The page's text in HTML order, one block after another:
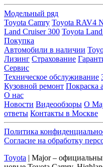
Модельный ряд
Toyota Camry Toyota RAV4
Land Cruiser 300 Toyota
Покупка
Автомобили в наличии
Лизинг Страхование
Сервис
Техническое обслуживание
Кузовной ремонт Покраска
О нас
Новости Видеообзоры О
ответы Контакты в Москве
Политика
Согласие на обработку
Toyota | Major –